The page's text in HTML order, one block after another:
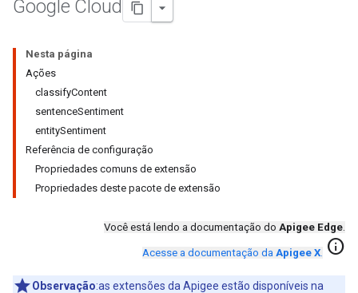
Google Cloud
Nesta página
Ações
classifyContent
sentenceSentiment
entitySentiment
Referência de configuração
Propriedades comuns de extensão
Propriedades deste pacote de extensão
Você está lendo a documentação do Apigee Edge.
Acesse a documentação da Apigee X. info
Observação:as extensões da Apigee estão disponíveis na